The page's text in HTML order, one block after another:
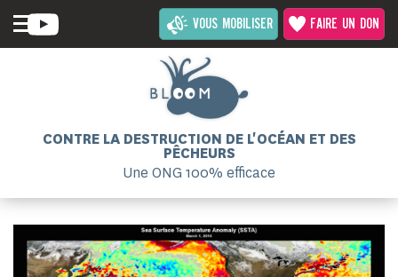
CONTRE LA DESTRUCTION DE L'OCÉAN ET DES
PÊCHEURS
Une ONG 100% efficace
VOUS MOBILISER FAIRE UN DON